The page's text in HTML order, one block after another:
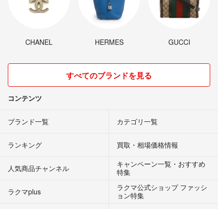
CHANEL HERMES GUCCI
すべてのブランドを見る
コンテンツ
ブランド一覧 カテゴリ一覧
ランキング 買取・相場価格情報
人気商品チャンネル
キャンペーン一覧・おすすめ
特集
ラクマplus
ラクマ公式ショップ ファッシ
ョン特集